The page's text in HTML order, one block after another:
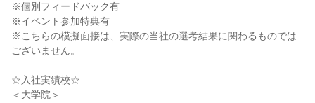
※個別フィードバック有
※イベント参加特典有
※こちらの模擬面接は、実際の当社の選考結果に関わるものでは
ございません。
☆入社実績校☆
＜大学院＞